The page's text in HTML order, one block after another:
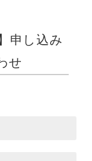
申し込み
せ